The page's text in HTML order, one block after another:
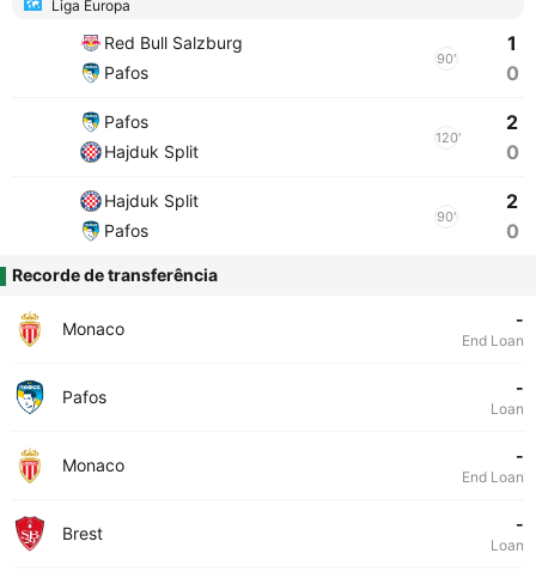
Liga Europa
Red Bull Salzburg
Pafos
90'
1
0
Pafos
Hajduk Split
120'
2
0
Hajduk Split
Pafos
90'
2
0
Recorde de transferência
Monaco -
End Loan
Pafos -
Loan
Monaco -
End Loan
Brest -
Loan